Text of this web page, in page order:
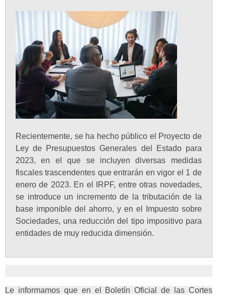
Recientemente, se ha hecho público el Proyecto de
Ley de Presupuestos Generales del Estado para
2023, en el que se incluyen diversas medidas
fiscales trascendentes que entrarán en vigor el 1 de
enero de 2023. En el IRPF, entre otras novedades,
se introduce un incremento de la tributación de la
base imponible del ahorro, y en el Impuesto sobre
Sociedades, una reducción del tipo impositivo para
entidades de muy reducida dimensión.
Le informamos que en el Boletín Oficial de las Cortes